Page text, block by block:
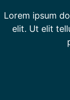
Lorem ipsum
elit. Ut elit